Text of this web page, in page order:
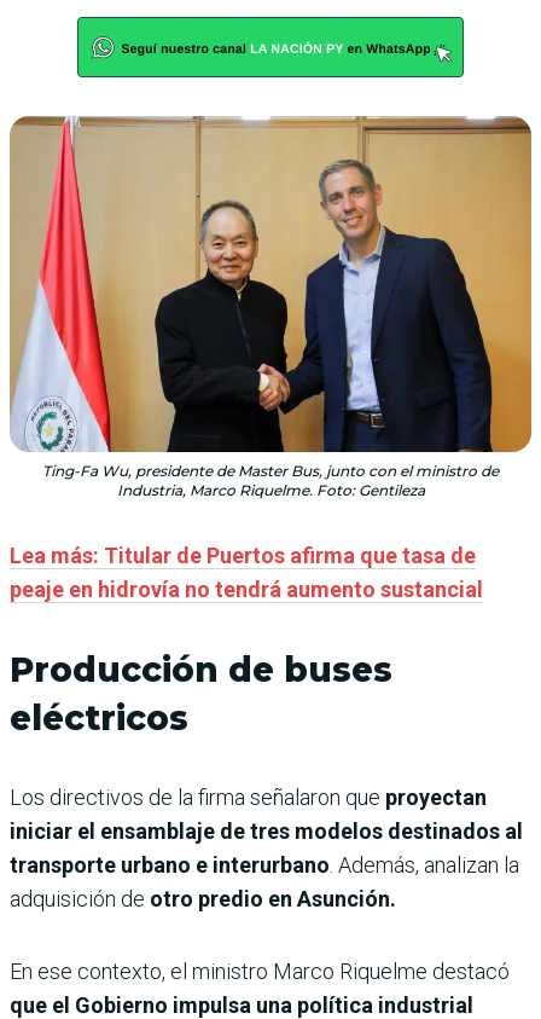
Ting-Fa Wu, presidente de Master Bus, junto con el ministro de
Industria, Marco Riquelme. Foto: Gentileza
Lea más: Titular de Puertos afirma que tasa de
peaje en hidrovía no tendrá aumento sustancial
Producción de buses
eléctricos
Los directivos de la firma señalaron que proyectan
iniciar el ensamblaje de tres modelos destinados al
transporte urbano e interurbano . Además, analizan la
adquisición de otro predio en Asunción.
En ese contexto, el ministro Marco Riquelme destacó
que el Gobierno impulsa una política industrial